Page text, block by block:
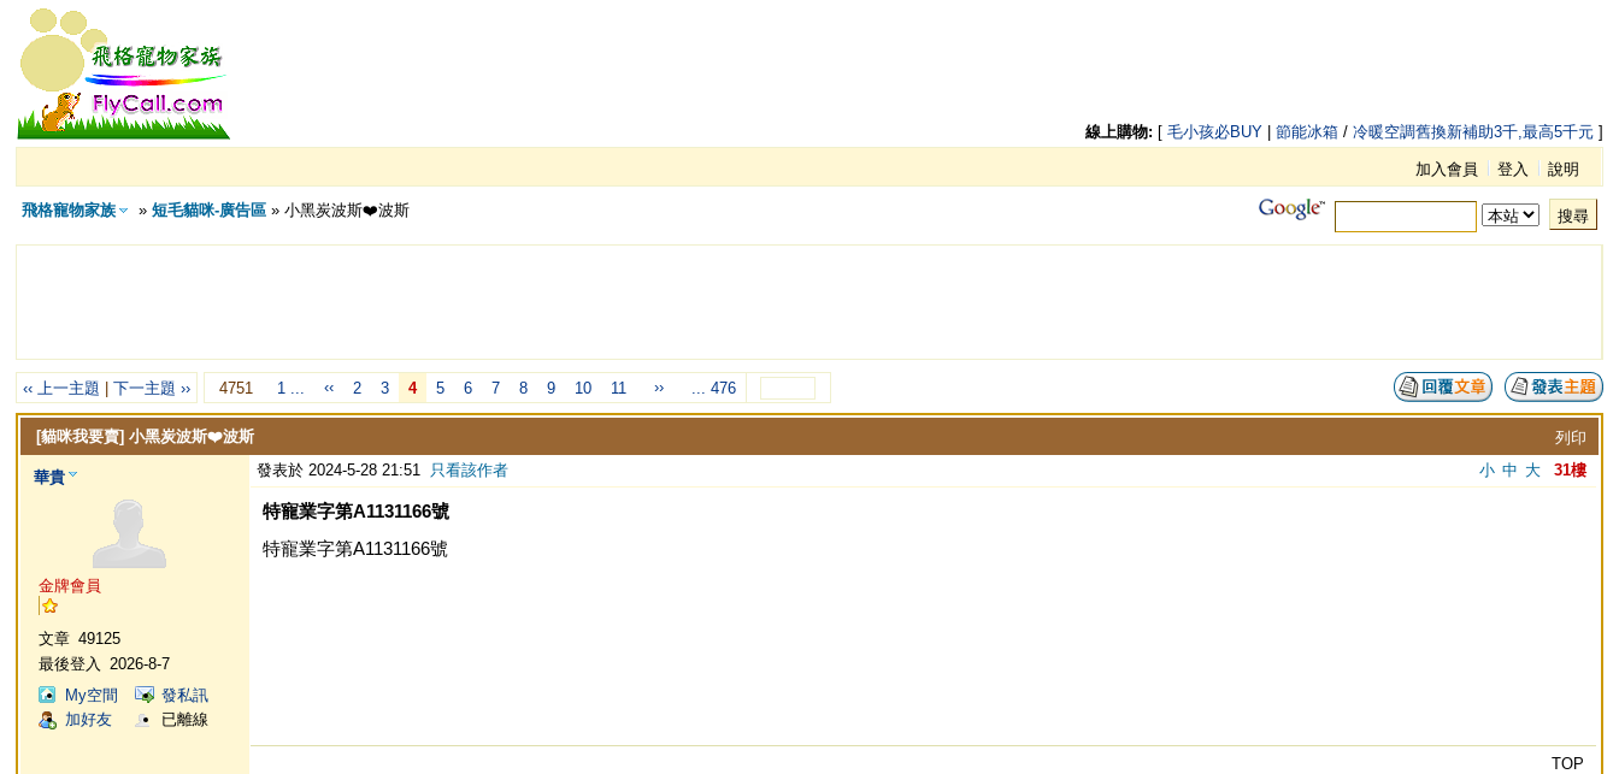
線上購物: [ 毛小孩必BUY| 節能冰箱/ 冷暖空調舊換新補助3千,最高5千元]
加入會員 登入 說明
飛格寵物家族 »短毛貓咪-廣告區 » 小黑炭波斯❤️波斯 搜尋
‹‹ 上一主題 |下一主題 ›› 4751 1 ... ‹‹ 2 3 4 5 6 7 8 9 10 11 ›› ... 476
列印
[貓咪我要賣] 小黑炭波斯❤️波斯
華貴
金牌會員
文章 49125
最後登入
2026-8-7
My空間
發私訊
加好友
已離線
31樓
大
中
小
發表於 2024-5-28 21:51 只看該作者
特寵業字第A1131166號
特寵業字第A1131166號
TOP